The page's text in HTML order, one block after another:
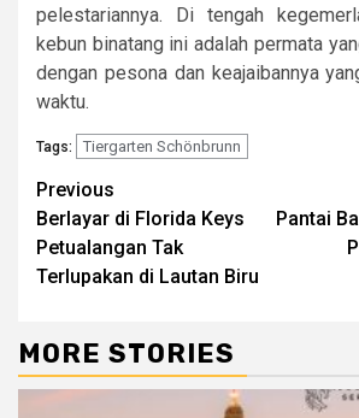
pelestariannya. Di tengah
kebun binatang ini adalah permata
dengan pesona dan keajaibannya
waktu.
Tags: Tiergarten Schönbrunn
Continue
Reading
Previous
Berlayar di Florida Keys
Petualangan Tak
Terlupakan di Lautan Biru
Pantai
MORE STORIES